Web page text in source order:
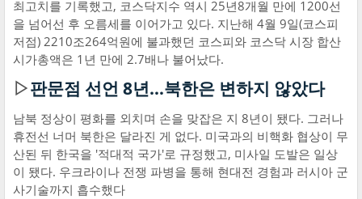
최고치를 기록했고, 코스닥지수 역시 25년8개월 만에 1200선
을 넘어선 후 오름세를 이어가고 있다. 지난해 4월 9일(코스피
저점) 2210조264억원에 불과했던 코스피와 코스닥 시장 합산
시가총액은 1년 만에 2.7배나 불어났다.
▷판문점 선언 8년…북한은 변하지 않았다
남북 정상이 평화를 외치며 손을 맞잡은 지 8년이 됐다. 그러나
휴전선 너머 북한은 달라진 게 없다. 미국과의 비핵화 협상이 무
산된 뒤 한국을 '적대적 국가'로 규정했고, 미사일 도발은 일상
이 됐다. 우크라이나 전쟁 파병을 통해 현대전 경험과 러시아 군
사기술까지 흡수했다